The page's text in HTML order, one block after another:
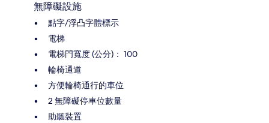
無障礙設施
點字/浮凸字體標示
電梯
電梯門寬度 (公分)： 100
輪椅通道
方便輪椅通行的車位
2 無障礙停車位數量
助聽裝置